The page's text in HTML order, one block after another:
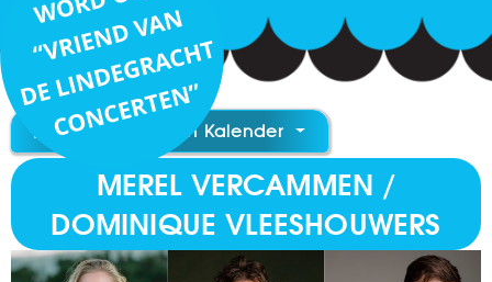
Toevoegen aan Kalender
MEREL VERCAMMEN /
DOMINIQUE VLEESHOUWERS